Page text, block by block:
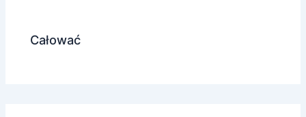
Całować